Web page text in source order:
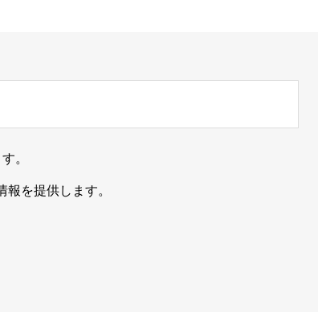
。
を提供します。